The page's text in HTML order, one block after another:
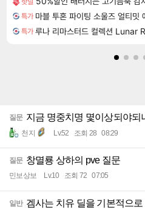
특가
특가
질문 지금 명중치명 몇이상되야되
천지 Lv.52 조회 28 08:29
질문 창멸룡 상하의 pve 질문
민보상보 Lv.10 조회 72 07:05
일반 겜사는 치유 딜을 기본적으